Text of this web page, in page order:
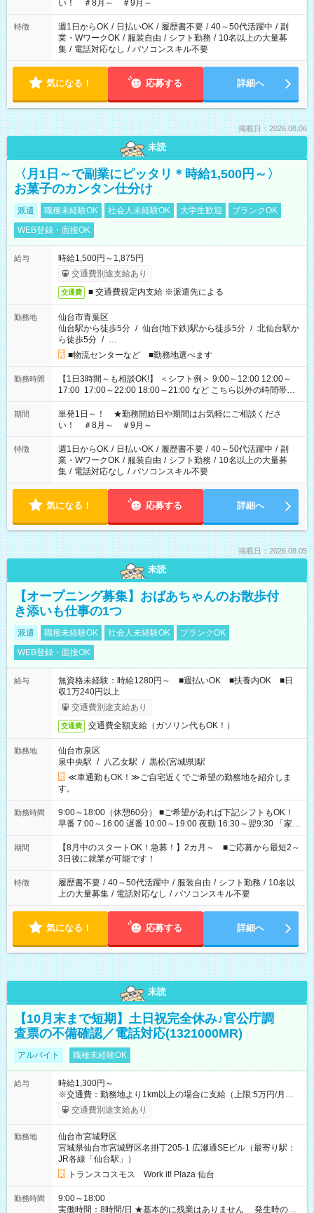
い！ ＃8月～ ＃9月～
特徴 週1日からOK / 日払いOK / 履歴書不要 / 40～50代活躍中 / 副
業・WワークOK / 服装自由 / シフト勤務 / 10名以上の大量募
集 / 電話対応なし / パソコンスキル不要
気になる！ 応募する 詳細へ
掲載日：2026.08.06
未読
〈月1日～で副業にピッタリ＊時給1,500円～〉
お菓子のカンタン仕分け
派遣 職種未経験OK 社会人未経験OK 大学生歓迎
ブランクOK
WEB登録・面接OK
給与
時給1,500円～1,875円
交通費別途支給あり
交通費 ■ 交通費規定内支給 ※派遣先による
勤務地
仙台市青葉区
仙台駅から徒歩5分 / 仙台(地下鉄)駅から徒歩5分 / 北仙台駅か
ら徒歩5分 / …
■物流センターなど ■勤務地選べます
勤務時間
【1日3時間～も相談OK!】 ＜シフト例＞ 9:00～12:00 12:00～
17:00 17:00～22:00 18:00～21:00 など こちら以外の時間帯も
お気軽にご相談ください！
期間
単発1日～！ ★勤務開始日や期間はお気軽にご相談くださ
い！ ＃8月～ ＃9月～
特徴 週1日からOK / 日払いOK / 履歴書不要 / 40～50代活躍中 / 副
業・WワークOK / 服装自由 / シフト勤務 / 10名以上の大量募
集 / 電話対応なし / パソコンスキル不要
気になる！ 応募する 詳細へ
掲載日：2026.08.05
未読
【オープニング募集】おばあちゃんのお散歩付
き添いも仕事の1つ
派遣 職種未経験OK 社会人未経験OK
ブランクOK
WEB登録・面接OK
給与
無資格未経験：時給1280円～ ■週払いOK ■扶養内OK ■日
収1万240円以上
交通費別途支給あり
交通費 交通費全額支給（ガソリン代もOK！）
勤務地
仙台市泉区
泉中央駅 / 八乙女駅 / 黒松(宮城県)駅
≪車通勤もOK！≫ご自宅近くでご希望の勤務地を紹介しま
す。
勤務時間
9:00～18:00（休憩60分） ■ご希望があれば下記シフトもOK！
早番 7:00～16:00 遅番 10:00～19:00 夜勤 16:30～翌9:30 「家族
と休みを合わせたい」 「余裕を持って夕飯の準備がしたい」
「できれば残業はしたくない」 など、ご希望を教えてください
ね。 ※Wワーク希望の方へ 今ご覧のお仕事で希望する勤務時間
と、もう1つのお仕事の勤務時間。 合計で週40時間を超える場
合は応募できません。
期間
【8月中のスタートOK！急募！】2カ月～ ■ご応募から最短2～
3日後に就業が可能です！
特徴 履歴書不要 / 40～50代活躍中 / 服装自由 / シフト勤務 / 10名以
上の大量募集 / 電話対応なし / パソコンスキル不要
気になる！ 応募する 詳細へ
未読
【10月末まで短期】土日祝完全休み♪官公庁調
査票の不備確認／電話対応(1321000MR)
アルバイト 職種未経験OK
給与
時給1,300円～
※交通費：勤務地より1km以上の場合に支給（上限:5万円/月・
2,500円/日） ※残業代：残業発生時は1分単位で支給 ※研修中の
給与変動なし ＜ 収入例 ＞ ■週5日勤務の場合… 月収22万8,800
4日勤務の場合… 月収16万6,400円以上可能 ※交通費別途支給
（時給1,300円×8時間×16日） 【試用期間】試用期間なし
交通費別途支給あり
勤務地
仙台市宮城野区
宮城県仙台市宮城野区名掛丁205-1 広瀬通SEビル（最寄り駅：
JR各線「仙台駅」）
トランスコスモス Work it! Plaza 仙台
勤務時間
9:00～18:00
実働時間：8時間/日 ★基本的に残業はありません 発生時の残